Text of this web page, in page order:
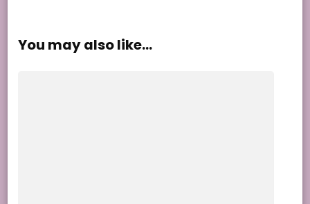
You may also like...